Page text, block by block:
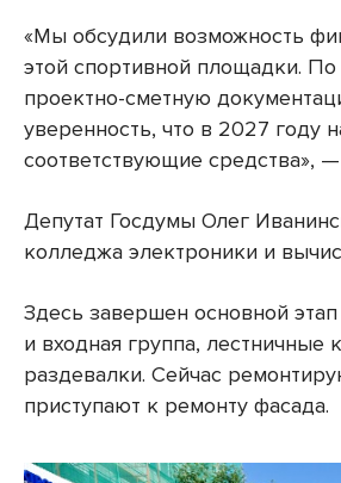
«Мы обсудили возможность
этой спортивной площадки.
проектно-сметную
уверенность, что в 2027 году
соответствующие средства»,
Депутат Госдумы Олег
колледжа электроники и
Здесь завершен основной
и входная группа, лестничные
раздевалки. Сейчас
приступают к ремонту фасада.